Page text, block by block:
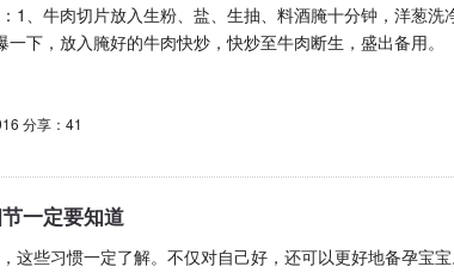
1、牛肉切片放入生粉、盐、生抽、料酒腌十分钟，洋葱洗
下，放入腌好的牛肉快炒，快炒至牛肉断生，盛出备用。
分享：41
一定要知道
这些习惯一定了解。不仅对自己好，还可以更好地备孕宝